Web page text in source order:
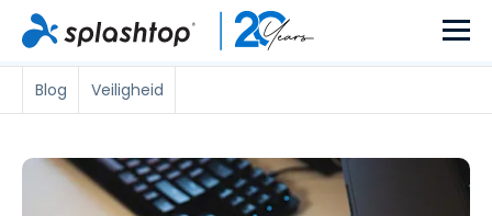
Blog Veiligheid